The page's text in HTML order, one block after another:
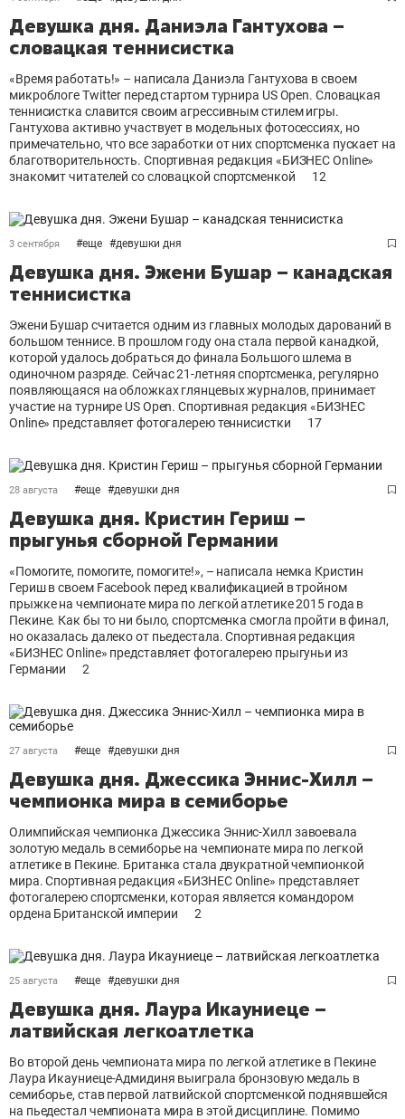
Девушка дня. Даниэла Гантухова –
словацкая теннисистка
«Время работать!» – написала Даниэла Гантухова в своем
микроблоге Twitter перед стартом турнира US Open. Словацкая
теннисистка славится своим агрессивным стилем игры.
Гантухова активно участвует в модельных фотосессиях, но
примечательно, что все заработки от них спортсменка пускает на
благотворительность. Спортивная редакция «БИЗНЕС Online»
знакомит читателей со словацкой спортсменкой
12
3 сентября #еще #девушки дня
Девушка дня. Эжени Бушар – канадская
теннисистка
Эжени Бушар считается одним из главных молодых дарований в
большом теннисе. В прошлом году она стала первой канадкой,
которой удалось добраться до финала Большого шлема в
одиночном разряде. Сейчас 21-летняя спортсменка, регулярно
появляющаяся на обложках глянцевых журналов, принимает
участие на турнире US Open. Спортивная редакция «БИЗНЕС
Online» представляет фотогалерею теннисистки
17
28 августа #еще #девушки дня
Девушка дня. Кристин Гериш –
прыгунья сборной Германии
«Помогите, помогите, помогите!», – написала немка Кристин
Гериш в своем Facebook перед квалификацией в тройном
прыжке на чемпионате мира по легкой атлетике 2015 года в
Пекине. Как бы то ни было, спортсменка смогла пройти в финал,
но оказалась далеко от пьедестала. Спортивная редакция
«БИЗНЕС Online» представляет фотогалерею прыгуньи из
Германии
2
27 августа #еще #девушки дня
Девушка дня. Джессика Эннис-Хилл –
чемпионка мира в семиборье
Олимпийская чемпионка Джессика Эннис-Хилл завоевала
золотую медаль в семиборье на чемпионате мира по легкой
атлетике в Пекине. Британка стала двукратной чемпионкой
мира. Спортивная редакция «БИЗНЕС Online» представляет
фотогалерею спортсменки, которая является командором
ордена Британской империи
2
25 августа #еще #девушки дня
Девушка дня. Лаура Икауниеце –
латвийская легкоатлетка
Во второй день чемпионата мира по легкой атлетике в Пекине
Лаура Икауниеце-Адмидиня выиграла бронзовую медаль в
семиборье, став первой латвийской спортсменкой поднявшейся
на пьедестал чемпионата мира в этой дисциплине. Помимо